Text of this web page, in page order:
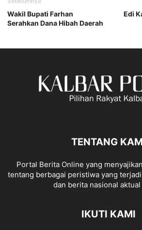
Wakil Bupati Farhan
Serahkan Dana Hibah Daerah
Edi
TENTANG
Portal Berita Online yang
tentang berbagai peristiwa yang
dan berita nasional aktual
IKUTI KAMI